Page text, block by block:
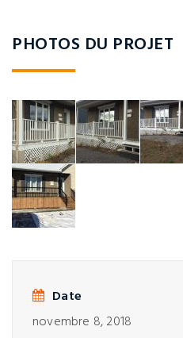
PHOTOS DU PROJET
Date
novembre 8, 2018